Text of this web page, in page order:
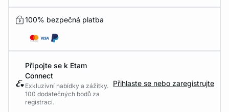
100% bezpečná platba
Připojte se k Etam
Connect
Exkluzivní nabídky a zážitky.
100 dodatečných bodů za
registraci.
Přihlaste se nebo zaregistrujte